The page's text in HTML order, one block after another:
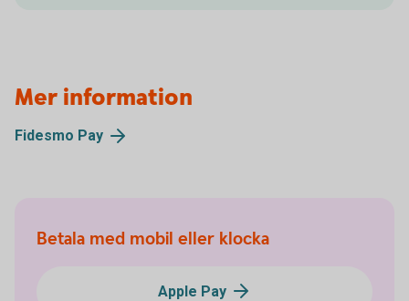
Mer information
Fidesmo Pay
Betala med mobil eller klocka
Apple Pay